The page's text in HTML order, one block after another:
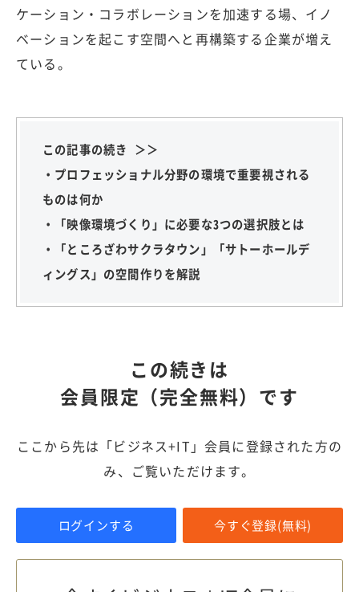
ケーション・コラボレーションを加速する場、イノ
ベーションを起こす空間へと再構築する企業が増え
ている。
この記事の続き ＞＞
・プロフェッショナル分野の環境で重要視される
ものは何か
・「映像環境づくり」に必要な3つの選択肢とは
・「ところざわサクラタウン」「サトーホールデ
ィングス」の空間作りを解説
この続きは
会員限定（完全無料）です
ここから先は「ビジネス+IT」会員に登録された方の
み、ご覧いただけます。
ログインする 今すぐ登録(無料)